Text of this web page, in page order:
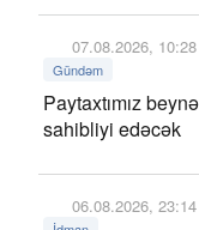
07.08.2026, 10:28
Gündəm
Paytaxtımız
sahibliyi edəcək
06.08.2026, 23:14